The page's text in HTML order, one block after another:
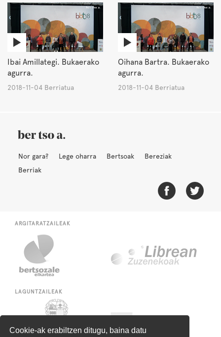
Cookie-ak erabiltzen ditugu, baina datu
Ibai Amillategi. Bukaerako
agurra.
2018-11-04 Berriatua
Oihana Bartra. Bukaerako
agurra.
2018-11-04 Berriatua
Nor gara? Lege oharra Bertsoak
Bereziak
Berriak
ARGITARATZAILEAK
LAGUNTZAILEAK